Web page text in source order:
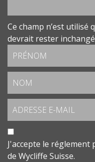
Ce champ n’est utilisé
devrait rester
J'accepte le réglement
de Wycliffe Suisse.